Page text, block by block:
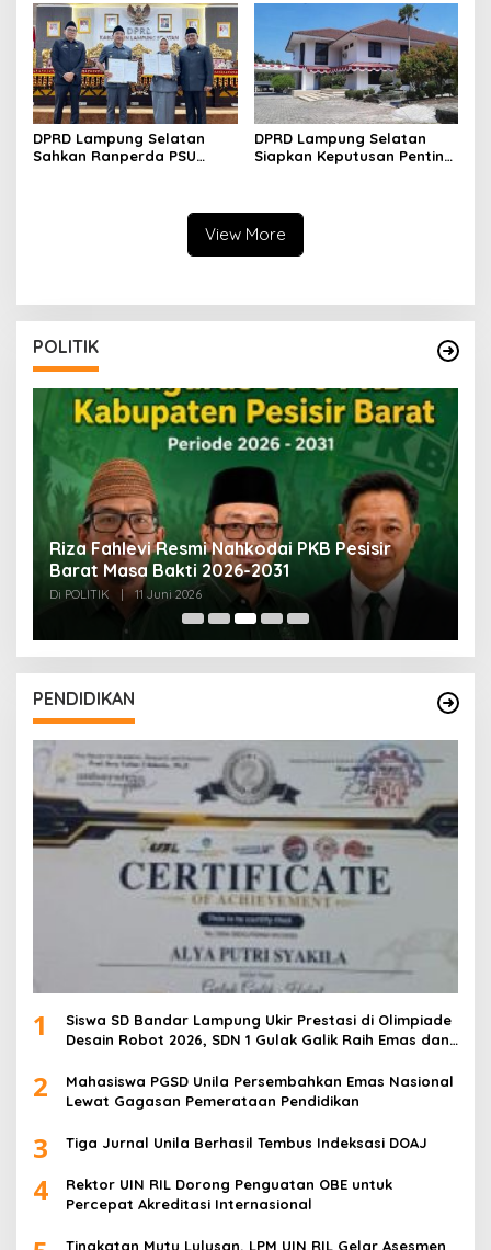
DPRD Lampung Selatan
Sahkan Ranperda PSU
DPRD Lampung Selatan
Siapkan Keputusan Penting,
View More
POLITIK
Riza Fahlevi Resmi Nahkodai PKB Pesisir
Barat Masa Bakti 2026-2031
Di POLITIK 11 Juni 2026
PENDIDIKAN
1
Siswa SD Bandar Lampung Ukir Prestasi di Olimpiade
Desain Robot 2026, SDN 1 Gulak Galik Raih Emas dan
2
Mahasiswa PGSD Unila Persembahkan Emas Nasional
Lewat Gagasan Pemerataan Pendidikan
3 Tiga Jurnal Unila Berhasil Tembus Indeksasi DOAJ
4
Rektor UIN RIL Dorong Penguatan OBE untuk
Percepat Akreditasi Internasional
Tingkatan Mutu Lulusan, LPM UIN RIL Gelar Asesmen